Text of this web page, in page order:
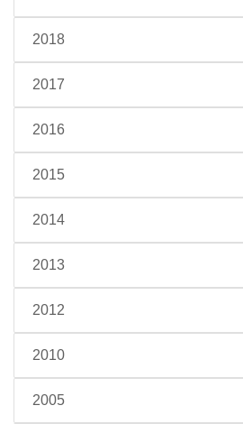
2018
2017
2016
2015
2014
2013
2012
2010
2005